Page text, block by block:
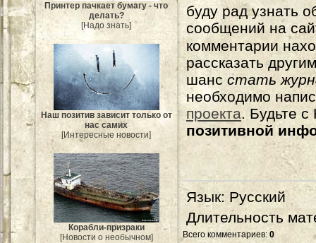
Принтер пачкает бумагу - что
делать?
[Надо знать]
Наш позитив зависит только от
нас самих
[Интересные новости]
Корабли-призраки
[Новости о необычном]
буду рад узнать
сообщений на
комментарии
рассказать
шансстать
необходимо
проекта. Будьте
позитивной
Язык: Русский
Длительность
Всего комментариев: 0